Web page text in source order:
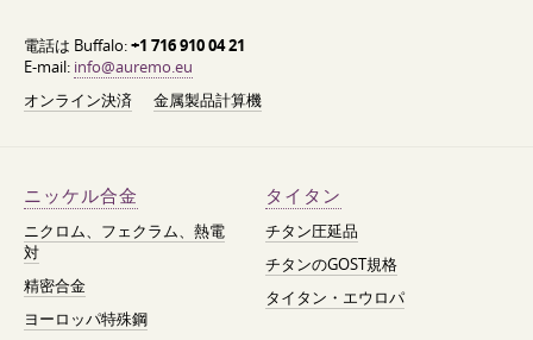
電話は Buffalo:+1 716 910 04 21
E-mail: info@auremo.eu
オンライン決済
金属製品計算機
ニッケル合金
ニクロム、フェクラム、熱電
対
精密合金
ヨーロッパ特殊鋼
タイタン
チタン圧延品
チタンのGOST規格
タイタン・エウロパ